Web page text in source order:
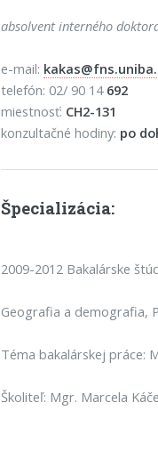
absolvent interného
e-mail:
telefón: 02/ 90 14 692
miestnosť: CH2-131
konzultačné hodiny: po
Špecializácia:
2009-2012 Bakalárske
Geografia a demografia,
Téma bakalárskej práce:
Školiteľ: Mgr. Marcela